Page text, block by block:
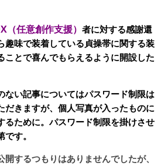
任意創作支援） 者に対する感謝還
趣味で装着している貞操帯に関する装
ことで喜んでもらえるように開設した
ない記事についてはパスワード制限は
だきますが、個人写真が入ったものに
るために。パスワード制限を掛けさせ
す。
するつもりはありませんでしたが、